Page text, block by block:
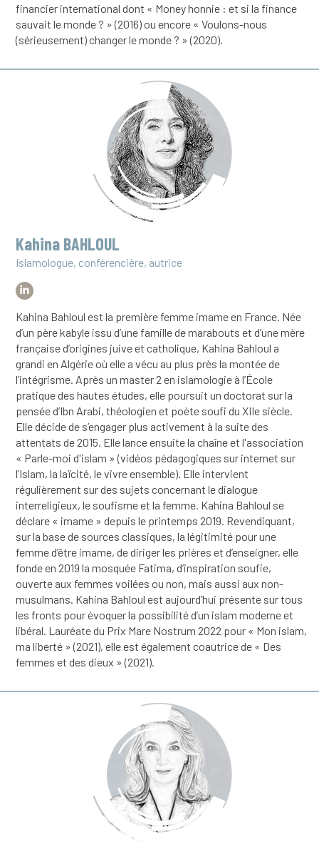
financier international dont « Money honnie : et si la finance
sauvait le monde ? » (2016) ou encore « Voulons-nous
(sérieusement) changer le monde ? » (2020).
Kahina BAHLOUL
Islamologue, conférencière, autrice
Kahina Bahloul est la première femme imame en France. Née
d’un père kabyle issu d’une famille de marabouts et d’une mère
française d’origines juive et catholique, Kahina Bahloul a
grandi en Algérie où elle a vécu au plus près la montée de
l’intégrisme. Après un master 2 en islamologie à l’École
pratique des hautes études, elle poursuit un doctorat sur la
pensée d’Ibn Arabi, théologien et poète soufi du XIIe siècle.
Elle décide de s’engager plus activement à la suite des
attentats de 2015. Elle lance ensuite la chaîne et l'association
« Parle-moi d'islam » (vidéos pédagogiques sur internet sur
l’Islam, la laïcité, le vivre ensemble). Elle intervient
régulièrement sur des sujets concernant le dialogue
interreligieux, le soufisme et la femme. Kahina Bahloul se
déclare « imame » depuis le printemps 2019. Revendiquant,
sur la base de sources classiques, la légitimité pour une
femme d’être imame, de diriger les prières et d’enseigner, elle
fonde en 2019 la mosquée Fatima, d’inspiration soufie,
ouverte aux femmes voilées ou non, mais aussi aux non-
musulmans. Kahina Bahloul est aujourd’hui présente sur tous
les fronts pour évoquer la possibilité d’un islam moderne et
libéral. Lauréate du Prix Mare Nostrum 2022 pour « Mon islam,
ma liberté » (2021), elle est également coautrice de « Des
femmes et des dieux » (2021).